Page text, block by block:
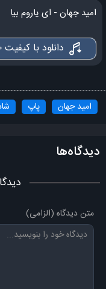
دل
قدِ
قدِ
ای
امید جهان - ای یاروم بیا
دانلود با کیفیت ۳۲۰
امید جهان پاپ
دیدگاه‌ها
متن دیدگاه (الزامی)